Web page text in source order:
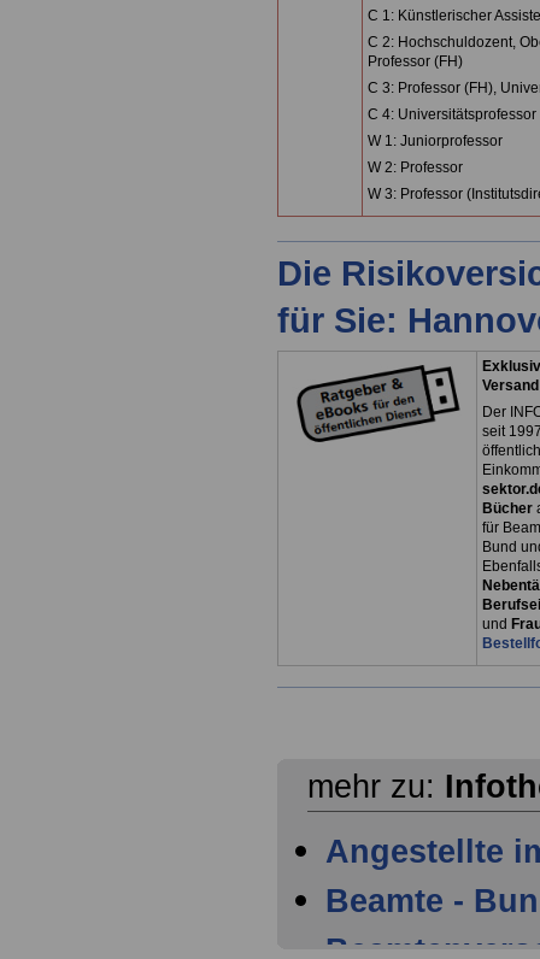
C 1: Künstlerischer
C 2: Hochschuldozent,
Professor (FH)
C 3: Professor (FH),
C 4: Universitätsprofessor
W 1: Juniorprofessor
W 2: Professor
W 3: Professor
Die
für Sie:
Der
seit
Bücher
für
Bund
und
mehr zu:
Angestellte
Beamte -